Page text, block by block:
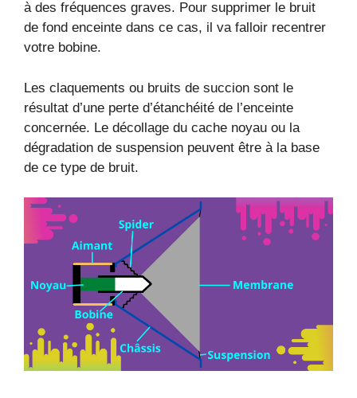
à des fréquences graves. Pour supprimer le bruit
de fond enceinte dans ce cas, il va falloir recentrer
votre bobine.
Les claquements ou bruits de succion sont le
résultat d’une perte d’étanchéité de l’enceinte
concernée. Le décollage du cache noyau ou la
dégradation de suspension peuvent être à la base
de ce type de bruit.